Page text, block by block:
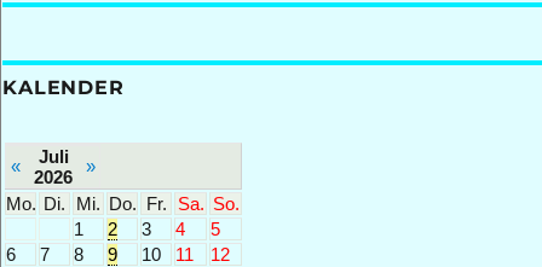
KALENDER
«
Juli
2026
»
Mo. Di. Mi. Do. Fr. Sa. So.
1
2 3 4
5
6
7 8 9 10 11
12